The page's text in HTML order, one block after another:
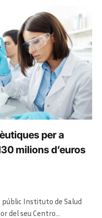
per a
milions d’euros
públic Instituto de Salud
del seu Centro…